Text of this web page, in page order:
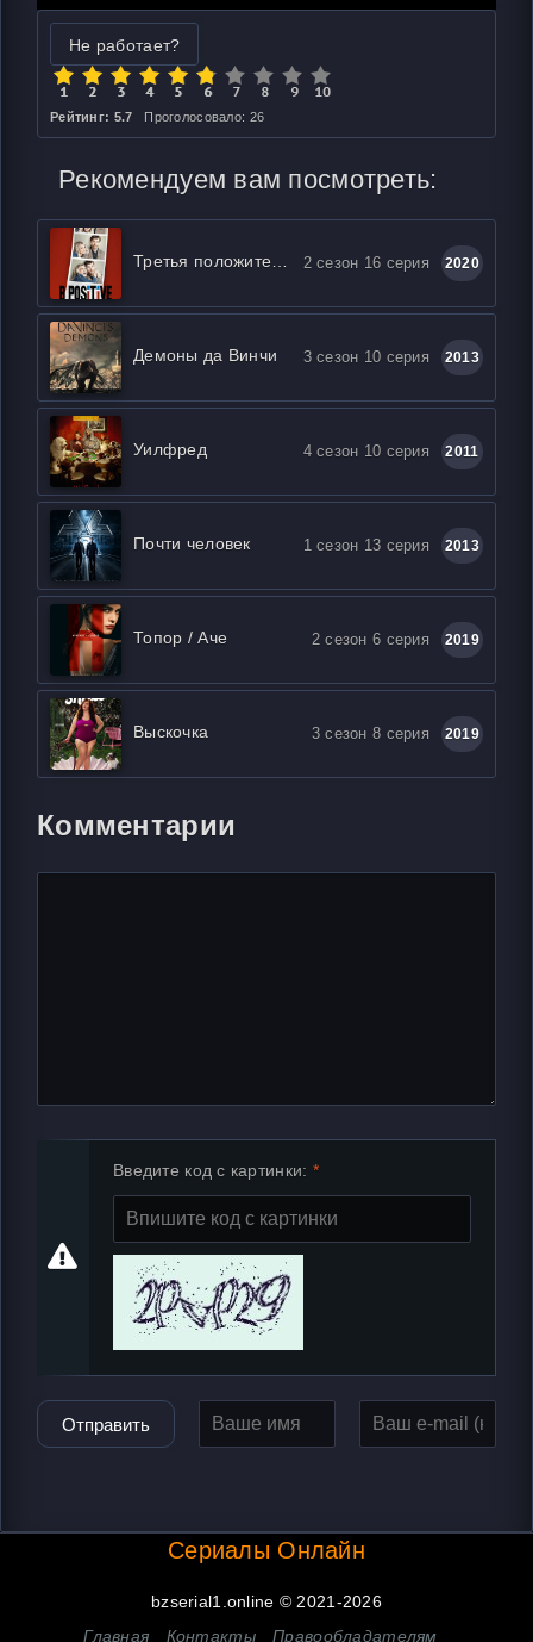
Не работает?
Рейтинг: 5.7 Проголосовало: 26
Рекомендуем вам посмотреть:
2 сезон 16 серия 2020
Демоны да Винчи 3 сезон 10 серия 2013
Уилфред 4 сезон 10 серия 2011
Почти человек 1 сезон 13 серия 2013
Топор / Аче 2 сезон 6 серия 2019
Выскочка 3 сезон 8 серия 2019
Комментарии
Введите код с картинки:
Отправить
Сериалы Онлайн
bzserial1.online © 2021-2026
Главная
Контакты Правообладателям